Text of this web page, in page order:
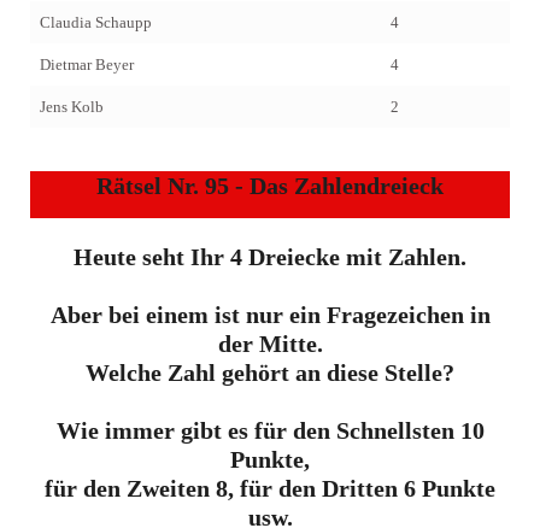
Claudia Schaupp 4
Dietmar Beyer 4
Jens Kolb 2
Rätsel Nr. 95 - Das Zahlendreieck
Heute seht Ihr 4 Dreiecke mit Zahlen.
Aber bei einem ist nur ein Fragezeichen in
der Mitte.
Welche Zahl gehört an diese Stelle?
Wie immer gibt es für den Schnellsten 10
Punkte,
für den Zweiten 8, für den Dritten 6 Punkte
usw.